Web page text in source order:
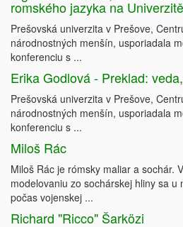
romského jazyka na
Prešovská univerzita v Prešove,
národnostných menšín, usporiadala
konferenciu s ...
Erika Godlová - Preklad:
Prešovská univerzita v Prešove,
národnostných menšín, usporiadala
konferenciu s ...
Miloš Rác
Miloš Rác je rómsky maliar a sochár.
modelovaniu zo sochárskej hliny sa u
počas vojenskej ...
Richard "Ricco" Šarközi